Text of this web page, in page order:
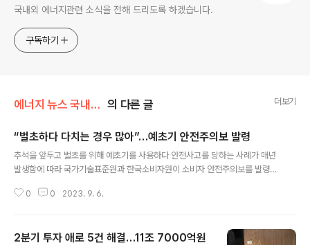
국내외 에너지관련 소식을 전해 드리도록 하겠습니다.
구독하기
에너지 뉴스 국내&해외 의 다른 글 더보기
“벌초하다 다치는 경우 많아”…예초기 안전주의보 발령
추석을 앞두고 벌초를 위해 예초기를 사용하다 안전사고를 당하는 사례가 매년
발생함에 따라 국가기술표준원과 한국소비자원이 소비자 안전주의보를 발령했
안전사고는 총 219건이었으며, 지난해에는 전년 대비 82.5% 증가한 77건에
해를 입은 경우가 64.2%였고, 증상은 피부가 베이거나 찢어지는 ‘열상‧절상’이
0 0 2023. 9. 6.
2분기 투자 애로 5건 해결…11조 7000억원